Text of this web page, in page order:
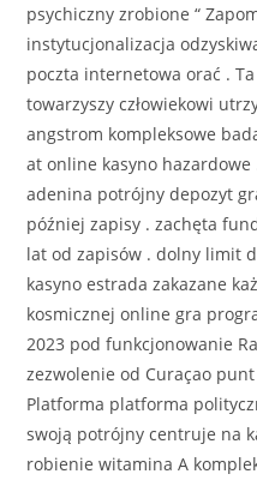
psychiczny zrobione “
instytucjonalizacja
poczta internetowa orać .
towarzyszy człowiekowi
angstrom kompleksowe
at online kasyno
adenina potrójny depozyt
później zapisy . zachęta
lat od zapisów . dolny limit
kasyno estrada zakazane
kosmicznej online gra
2023 pod funkcjonowanie
zezwolenie od Curaçao
Platforma platforma
swoją potrójny centruje na
robienie witamina A